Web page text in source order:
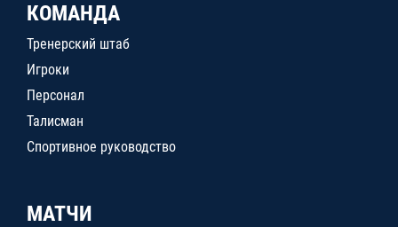
КОМАНДА
Тренерский штаб
Игроки
Персонал
Талисман
Спортивное руководство
МАТЧИ